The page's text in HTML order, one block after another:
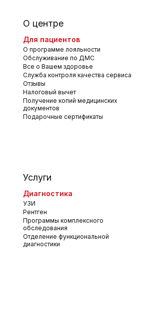
О центре
Для пациентов
О программе лояльности
Обслуживание по ДМС
Все о Вашем здоровье
Служба контроля качества сервиса
Отзывы
Налоговый вычет
Получение копий медицинских
документов
Подарочные сертификаты
Услуги
Диагностика
УЗИ
Рентген
Программы комплексного
обследования
Отделение функциональной
диагностики